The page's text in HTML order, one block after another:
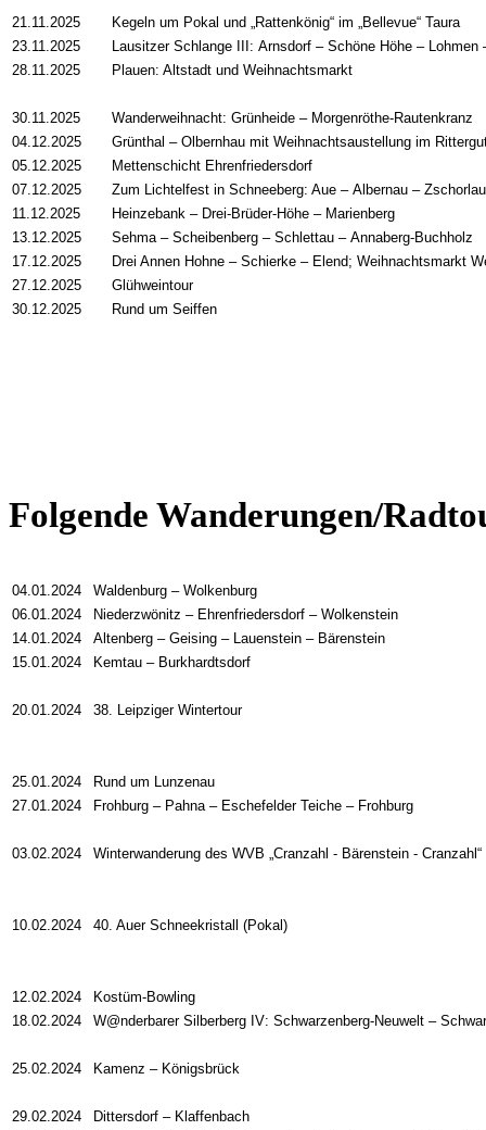
21.11.2025
Kegeln um Pokal und „Rattenkönig“ im „Bellevue“ Taura
23.11.2025
Lausitzer Schlange III: Arnsdorf –Schöne Höhe –Lohmen
28.11.2025
Plauen: Altstadt und Weihnachtsmarkt
30.11.2025 Wanderweihnacht: Grünheide –Morgenröthe-Rautenkranz
04.12.2025
Grünthal –Olbernhau mit Weihnachtsaustellung im
05.12.2025
Mettenschicht Ehrenfriedersdorf
07.12.2025
Zum Lichtelfest in Schneeberg: Aue –Albernau –
11.12.2025
Heinzebank – Drei-Brüder-Höhe – Marienberg
13.12.2025
Sehma –Scheibenberg –Schlettau –Annaberg-Buchholz
17.12.2025
Drei Annen Hohne –Schierke –Elend; Weihnachtsmarkt
27.12.2025
Glühweintour
30.12.2025
Rund um Seiffen
Folgende Wanderungen/
04.01.2024 Waldenburg –Wolkenburg
06.01.2024
Niederzwönitz –Ehrenfriedersdorf –Wolkenstein
14.01.2024
Altenberg –Geising –Lauenstein – Bärenstein
15.01.2024
Kemtau –Burkhardtsdorf
20.01.2024 38. Leipziger Wintertour
25.01.2024
Rund um Lunzenau
27.01.2024
Frohburg – Pahna – Eschefelder Teiche – Frohburg
03.02.2024 Winterwanderung des WVB „Cranzahl - Bärenstein - Cranzahl“
10.02.2024 40. Auer Schneekristall (Pokal)
12.02.2024
Kostüm-Bowling
18.02.2024
W@nderbarer Silberberg IV: Schwarzenberg-Neuwelt –
25.02.2024 Kamenz – Königsbrück
29.02.2024
Dittersdorf – Klaffenbach